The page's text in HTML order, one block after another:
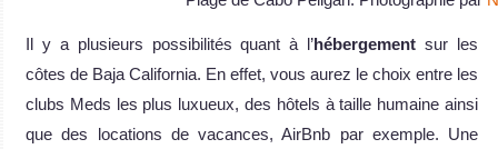
Il y a plusieurs possibilités quant à l’hébergement sur les
côtes de Baja California. En effet, vous aurez le choix entre les
clubs Meds les plus luxueux, des hôtels à taille humaine ainsi
que des locations de vacances, AirBnb par exemple. Une